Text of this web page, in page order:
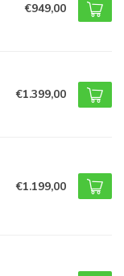
€949,00
€1.399,00
€1.199,00